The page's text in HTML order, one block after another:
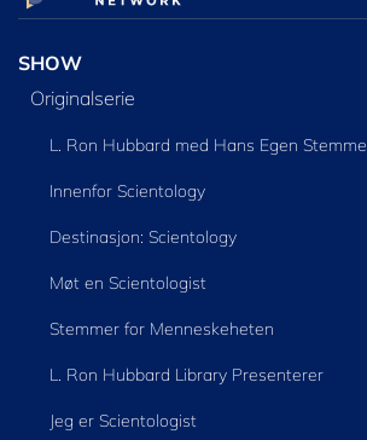
SHOW
Originalserie
L. Ron Hubbard med Hans Egen Stemme
Innenfor Scientology
Destinasjon: Scientology
Møt en Scientologist
Stemmer for Menneskeheten
L. Ron Hubbard Library Presenterer
Jeg er Scientologist